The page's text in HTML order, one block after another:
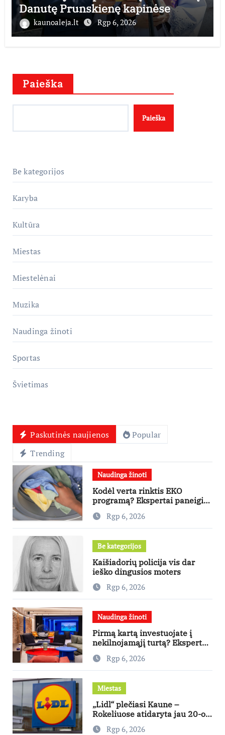
Danutę Prunskienę kapinėse
kaunoaleja.lt Rgp 6, 2026
Paieška
Paieška
Be kategorijos
Karyba
Kultūra
Miestas
Miestelėnai
Muzika
Naudinga žinoti
Sportas
Švietimas
Paskutinės naujienos
Popular
Trending
Naudinga žinoti
Kodėl verta rinktis EKO
programą? Ekspertai paneigia
dažniausius mitus
Rgp 6, 2026
Be kategorijos
Kaišiadorių policija vis dar
ieško dingusios moters
Rgp 6, 2026
Naudinga žinoti
Pirmą kartą investuojate į
nekilnojamąjį turtą? Ekspertas
pataria, kaip pasirinkti būstą,
kuris generuos grąžą
Rgp 6, 2026
Miestas
„Lidl“ plečiasi Kaune –
Rokeliuose atidaryta jau 20-oji
parduotuvė mieste
Rgp 6, 2026